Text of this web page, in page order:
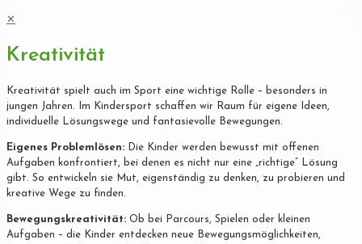
✕
Kreativität
Kreativität spielt auch im Sport eine wichtige Rolle – besonders in
jungen Jahren. Im Kindersport schaffen wir Raum für eigene Ideen,
individuelle Lösungswege und fantasievolle Bewegungen.
Eigenes Problemlösen: Die Kinder werden bewusst mit offenen
Aufgaben konfrontiert, bei denen es nicht nur eine „richtige“ Lösung
gibt. So entwickeln sie Mut, eigenständig zu denken, zu probieren und
kreative Wege zu finden.
Bewegungskreativität: Ob bei Parcours, Spielen oder kleinen
Aufgaben – die Kinder entdecken neue Bewegungsmöglichkeiten,